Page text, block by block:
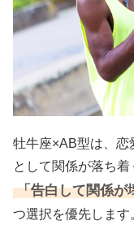
牡牛座×AB型は、恋
として関係が落ち
「告白して関係が
つ選択を優先しま